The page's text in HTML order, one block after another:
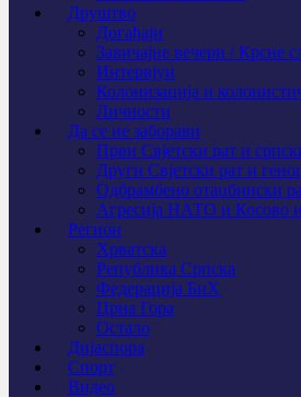
Друштво
Догађаји
Завичајне вечери / Крсне
Интервјуи
Колонизација и
Личности
Да се не заборави
Први Свјeтски рат и
Други Свјетски рат и
Одбрамбено отаџбински
Агресија НАТО и Косово
Регион
Хрватска
Република Српска
Федерација БиХ
Црна Гора
Остало
Дијаспора
Спорт
Видео